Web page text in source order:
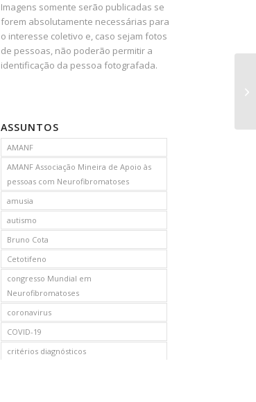
Imagens somente serão publicadas se
forem absolutamente necessárias para
o interesse coletivo e, caso sejam fotos
de pessoas, não poderão permitir a
identificação da pessoa fotografada.
ASSUNTOS
AMANF
AMANF Associação Mineira de Apoio às
pessoas com Neurofibromatoses
amusia
autismo
Bruno Cota
Cetotifeno
congresso Mundial em
Neurofibromatoses
coronavirus
COVID-19
critérios diagnósticos